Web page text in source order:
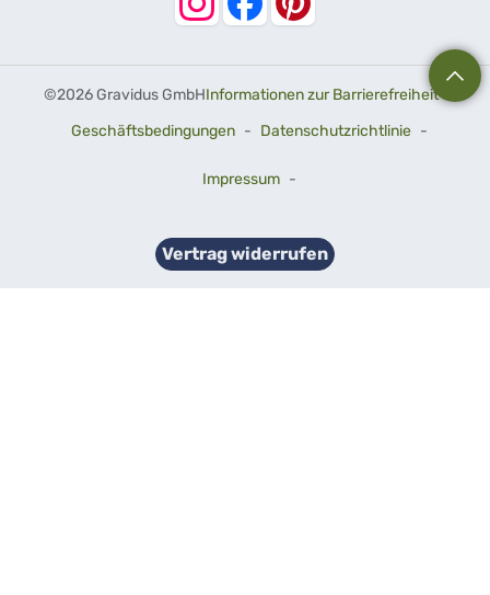
©2026 Gravidus GmbHInformationen zur Barrierefreiheit-
Geschäftsbedingungen - Datenschutzrichtlinie -
Impressum -
Vertrag widerrufen